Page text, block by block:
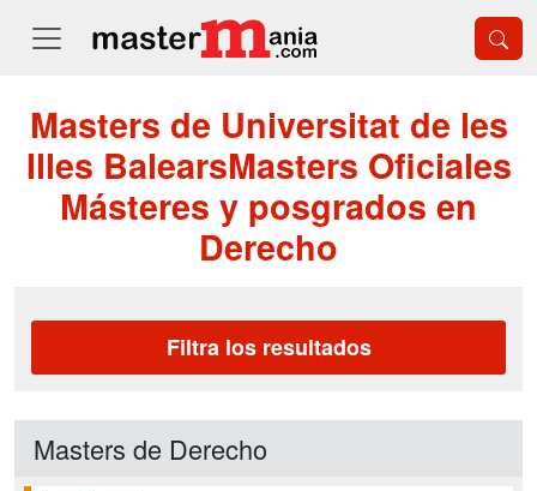
Masters de Universitat de les
Illes BalearsMasters Oficiales
Másteres y posgrados en
Derecho
Filtra los resultados
Masters de Derecho